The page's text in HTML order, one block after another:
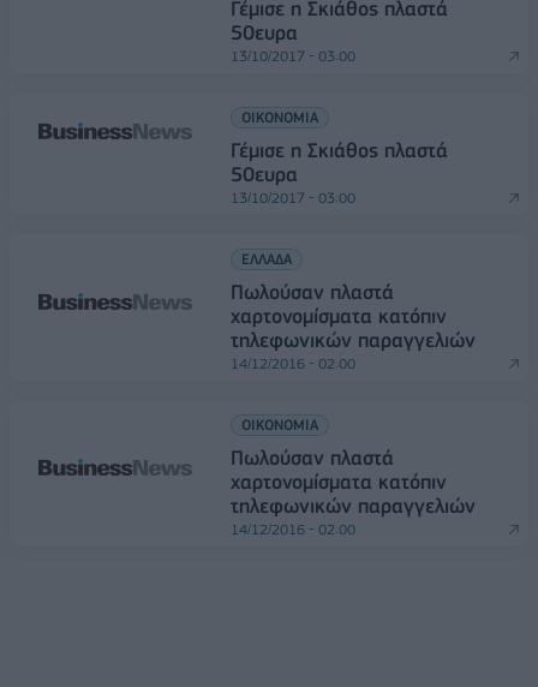
Γέμισε η Σκιάθος πλαστά
50ευρα
13/10/2017 - 03:00
ΟΙΚΟΝΟΜΙΑ
Γέμισε η Σκιάθος πλαστά
50ευρα
13/10/2017 - 03:00
ΕΛΛΑΔΑ
Πωλούσαν πλαστά
χαρτονομίσματα κατόπιν
τηλεφωνικών παραγγελιών
14/12/2016 - 02:00
ΟΙΚΟΝΟΜΙΑ
Πωλούσαν πλαστά
χαρτονομίσματα κατόπιν
τηλεφωνικών παραγγελιών
14/12/2016 - 02:00